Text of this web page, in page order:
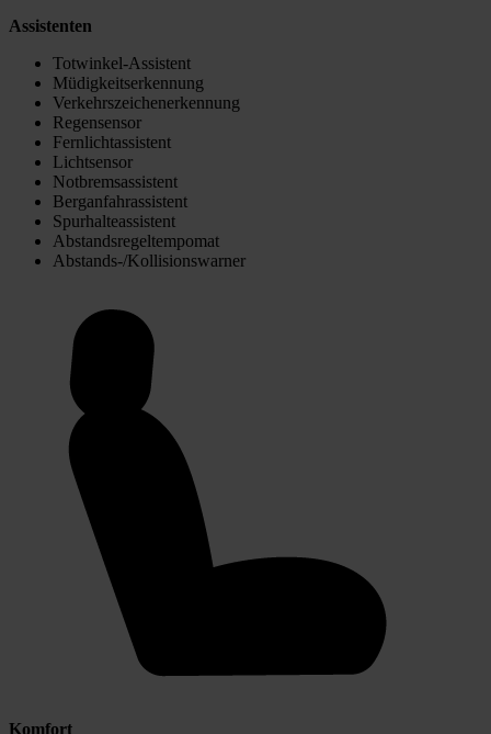
Assistenten
Totwinkel-Assistent
Müdigkeitserkennung
Verkehrszeichenerkennung
Regensensor
Fernlichtassistent
Lichtsensor
Notbremsassistent
Berganfahrassistent
Spurhalteassistent
Abstandsregeltempomat
Abstands-/Kollisionswarner
Komfort